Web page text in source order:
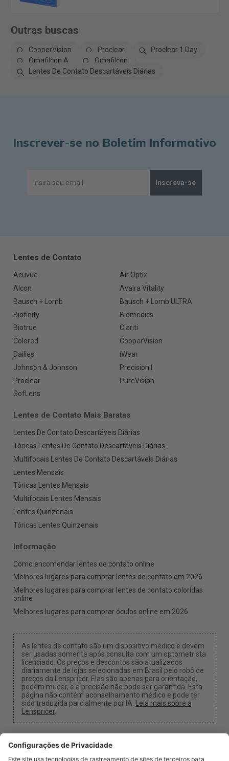
Outras buscas
CooperVision Proclear
Proclear 1 Day
Omafilcon A
Omafilcon
Lentes De Contato Descartáveis Diárias
Inscrever-se no Boletim Informativo
Inscreva-se
Lentes de Contato
Acuvue
Air Optix
Alcon
Avaira Vitality
Bausch + Lomb
Bausch + Lomb ULTRA
Biofinity
Biomedics
Biotrue
Clariti
Colored
CooperVision
Dailies
iWear
Johnson & Johnson
Precision1
Proclear
PureVision
SofLens
Lentes de Contato Mais Baratas
Lentes De Contato Descartáveis Diárias
Tóricas Lentes De Contato Descartáveis Diárias
Multifocais Lentes De Contato Descartáveis Diárias
Lentes Mensais
Tóricas Lentes Mensais
Multifocais Lentes Mensais
Lentes Quinzenais
Tóricas Lentes Quinzenais
Informação
Como encomendar lentes de contato online
Melhores lugares para comprar lentes de contato em 2026
Melhores lugares para comprar lentes de contato coloridas
online
Melhores lugares para comprar óculos online em 2026
As lentes de contato são um dispositivo médico e devem
ser usadas somente após consulta com um optometrista
licenciado. Os preços e descontos são atualizados
diariamente de lojas selecionadas em Brasil pelo robô de
preços da Lenspricer. Elas são apenas para orientação,
podem mudar, e a precisão não pode ser garantida. Esta
página não contém aconselhamento médico e pode ter
sido traduzida parcialmente por IA.
Leia mais sobre a
Lenspricer.